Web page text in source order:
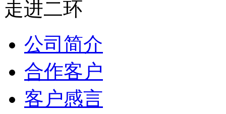
走进二环
公司简介
合作客户
客户感言